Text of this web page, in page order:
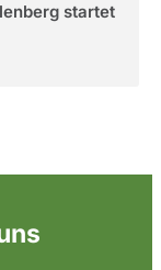
startet